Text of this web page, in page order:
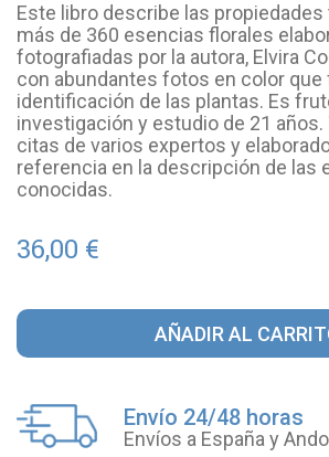
Este libro describe las
más de 360 esencias florales
fotografiadas por la autora, Elvira
con abundantes fotos en color que
identificación de las plantas. Es
investigación y estudio de 21
citas de varios expertos y
referencia en la descripción de las
conocidas.
36,00 €
AÑADIR AL
Envío 24/48 horas
Envíos a España y